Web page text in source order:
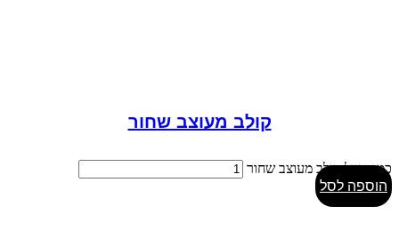
קולב מעוצב שחור
כמות של קולב מעוצב שחור
הוספה לסל